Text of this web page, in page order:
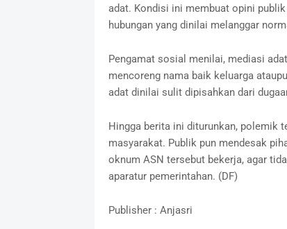
adat. Kondisi ini membuat opini
hubungan yang dinilai melanggar
Pengamat sosial menilai, mediasi
mencoreng nama baik keluarga
adat dinilai sulit dipisahkan dari
Hingga berita ini diturunkan, polemik
masyarakat. Publik pun mendesak
oknum ASN tersebut bekerja, agar
aparatur pemerintahan. (DF)
Publisher : Anjasri